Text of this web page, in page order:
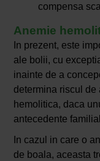
compensa
Anemie
In prezent, este
ale bolii, cu
inainte de a
determina riscul de
hemolitica, daca
antecedente
In cazul in care o
de boala, aceasta